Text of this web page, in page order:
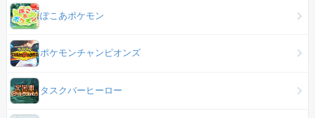
ぽこあポケモン
ポケモンチャンピオンズ
タスクバーヒーロー